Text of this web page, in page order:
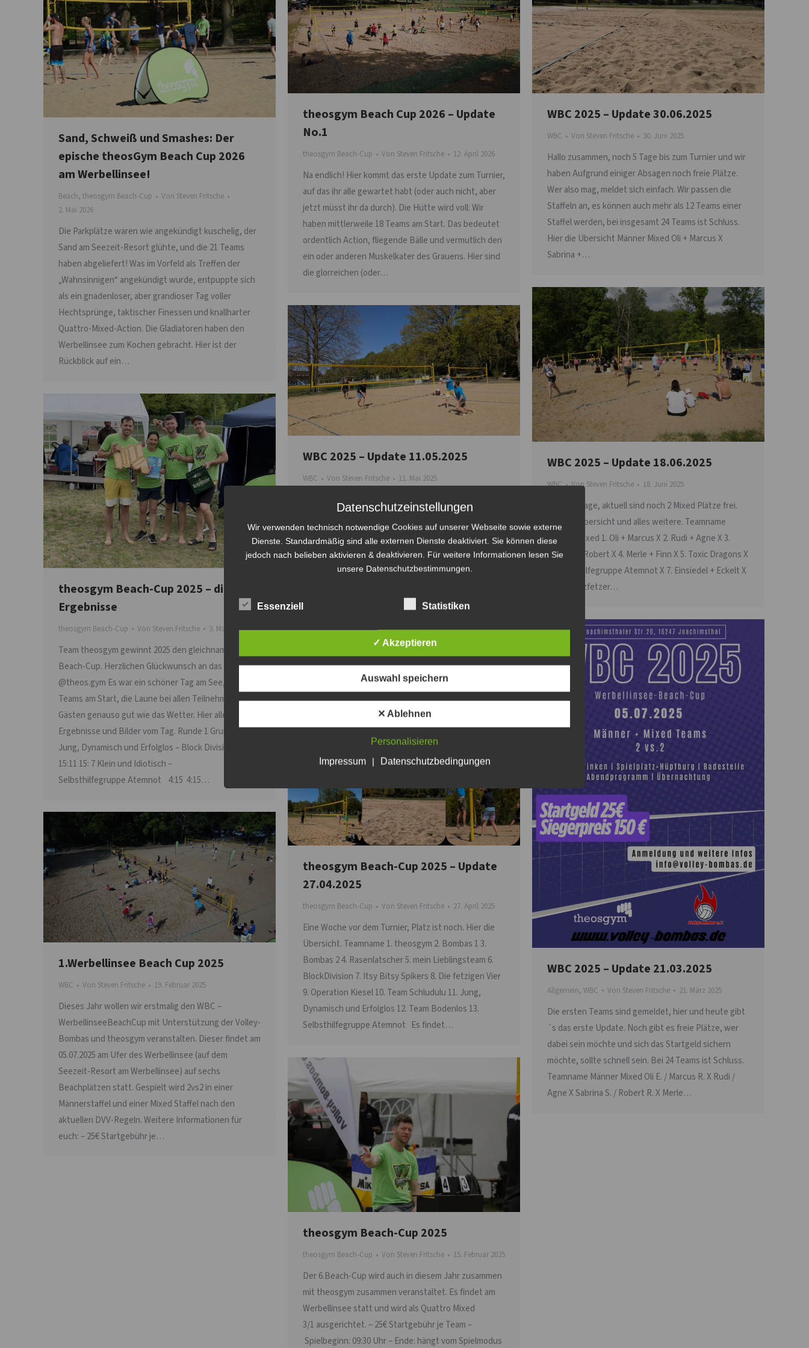
Sand, Schweiß und Smashes: Der
epische theosGym Beach Cup 2026
am Werbellinsee!
Beach, theosgym Beach-Cup Von Steven Fritsche
2. Mai 2026
Die Parkplätze waren wie angekündigt kuschelig, der
Sand am Seezeit-Resort glühte, und die 21 Teams
haben abgeliefert! Was im Vorfeld als Treffen der
„Wahnsinnigen“ angekündigt wurde, entpuppte sich
als ein gnadenloser, aber grandioser Tag voller
Hechtsprünge, taktischer Finessen und knallharter
Quattro-Mixed-Action. Die Gladiatoren haben den
Werbellinsee zum Kochen gebracht. Hier ist der
Rückblick auf ein…
theosgym Beach Cup 2026 – Update
No.1
theosgym Beach-Cup Von Steven Fritsche 12. April 2026
Na endlich! Hier kommt das erste Update zum Turnier,
auf das ihr alle gewartet habt (oder auch nicht, aber
jetzt müsst ihr da durch). Die Hütte wird voll: Wir
haben mittlerweile 18 Teams am Start. Das bedeutet
ordentlich Action, fliegende Bälle und vermutlich den
ein oder anderen Muskelkater des Grauens. Hier sind
die glorreichen (oder…
WBC 2025 – Update 30.06.2025
WBC Von Steven Fritsche 30. Juni 2025
Hallo zusammen, noch 5 Tage bis zum Turnier und wir
haben Aufgrund einiger Absagen noch freie Plätze.
Wer also mag, meldet sich einfach. Wir passen die
Staffeln an, es können auch mehr als 12 Teams einer
Staffel werden, bei insgesamt 24 Teams ist Schluss.
Hier die Übersicht Männer Mixed Oli + Marcus X
Sabrina +…
WBC 2025 – Update 18.06.2025
WBC VonSteven Fritsche 18. Juni 2025
Noch 16 Tage, aktuell sind noch 2 Mixed Plätze frei.
Hier die Übersicht und alles weitere. Teamname
Männer Mixed 1. Oli + Marcus X 2. Rudi + Agne X 3.
Sabrina + Robert X 4. Merle + Finn X 5. Toxic Dragons X
6. Selbsthilfegruppe Atemnot X 7. Einsiedel + Eckelt X
8. die Netzfetzer…
WBC 2025 – Update 11.05.2025
WBC Von Steven Fritsche 11. Mai 2025
Das Starterfeld füllt sich langsam, noch gibt es freie
Plätze. Wer dabei sein möchte und sich das Startgeld
sichern möchte, sollte schnell sein. Bei 24 Teams ist
Schluss. Teamname Männer Mixed 1. Oli / Marcus 1 2.
Rudi / Agne 1 3. Sabrina / Robert 1 4. Merle / Finn 1 5.
theosgym Beach-Cup 2025 – die
Ergebnisse
theosgym Beach-Cup Von Steven Fritsche 3. Mai 2025
Team theosgym gewinnt 2025 den gleichnamigen
Beach-Cup. Herzlichen Glückwunsch an das Team
@theos.gym Es war ein schöner Tag am See, 15
Teams am Start, die Laune bei allen Teilnehmern und
Gästen genauso gut wie das Wetter. Hier alle
Ergebnisse und Bilder vom Tag. Runde 1 Gruppe 1.1
Jung, Dynamisch und Erfolglos – Block Division
15:11 15: 7 Klein und Idiotisch –
Selbsthilfegruppe Atemnot 4:15 4:15…
theosgym Beach-Cup 2025 – Update
27.04.2025
theosgym Beach-Cup Von Steven Fritsche 27. April 2025
Eine Woche vor dem Turnier, Platz ist noch. Hier die
Übersicht. Teamname 1. theosgym 2. Bombas 1 3.
Bombas 2 4. Rasenlatscher 5. mein Lieblingsteam 6.
BlockDivision 7. Itsy Bitsy Spikers 8. Die fetzigen Vier
9. Operation Kiesel 10. Team Schludulu 11. Jung,
Dynamisch und Erfolglos 12. Team Bodenlos 13.
Selbsthilfegruppe Atemnot Es findet…
WBC 2025 – Update 21.03.2025
Allgemein, WBC Von Steven Fritsche 21. März 2025
Die ersten Teams sind gemeldet, hier und heute gibt
´s das erste Update. Noch gibt es freie Plätze, wer
dabei sein möchte und sich das Startgeld sichern
möchte, sollte schnell sein. Bei 24 Teams ist Schluss.
Teamname Männer Mixed Oli E. / Marcus R. X Rudi /
Agne X Sabrina S. / Robert R. X Merle…
1.Werbellinsee Beach Cup 2025
WBC Von Steven Fritsche 19. Februar 2025
Dieses Jahr wollen wir erstmalig den WBC –
WerbellinseeBeachCup mit Unterstützung der Volley-
Bombas und theosgym veranstalten. Dieser findet am
05.07.2025 am Ufer des Werbellinsee (auf dem
Seezeit-Resort am Werbellinsee) auf sechs
Beachplätzen statt. Gespielt wird 2vs2 in einer
Männerstaffel und einer Mixed Staffel nach den
aktuellen DVV-Regeln. Weitere Informationen für
euch: – 25€ Startgebühr je…
theosgym Beach-Cup 2025
theosgym Beach-Cup Von Steven Fritsche 15. Februar 2025
Der 6.Beach-Cup wird auch in diesem Jahr zusammen
mit theosgym zusammen veranstaltet. Es findet am
Werbellinsee statt und wird als Quattro Mixed
3/1 ausgerichtet. – 25€ Startgebühr je Team –
Spielbeginn: 09:30 Uhr – Ende: hängt vom Spielmodus
Datenschutzeinstellungen
Wir verwenden technisch notwendige Cookies auf unserer Webseite sowie externe
Dienste. Standardmäßig sind alle externen Dienste deaktiviert. Sie können diese
jedoch nach belieben aktivieren & deaktivieren. Für weitere Informationen lesen Sie
unsere Datenschutzbestimmungen.
Essenziell Statistiken
✓ Akzeptieren
Auswahl speichern
✕ Ablehnen
Personalisieren
Impressum
| Datenschutzbedingungen